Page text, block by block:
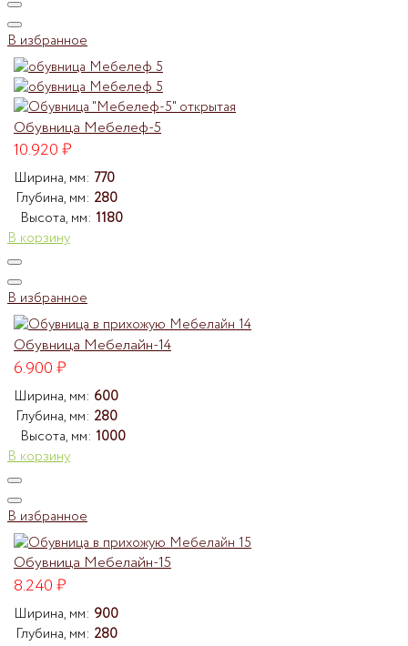
В избранное
Обувница Мебелеф-5
10.920₽
Ширина, мм: 770
Глубина, мм: 280
Высота, мм: 1180
В корзину
В избранное
Обувница Мебелайн-14
6.900₽
Ширина, мм: 600
Глубина, мм: 280
Высота, мм: 1000
В корзину
В избранное
Обувница Мебелайн-15
8.240₽
Ширина, мм: 900
Глубина, мм: 280